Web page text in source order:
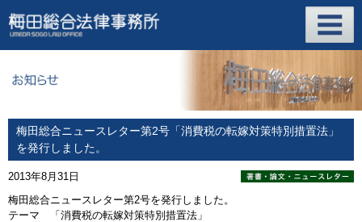
梅田総合ニュースレター第2号「消費税の転嫁対策特別措置法」
を発行しました。
2013年8月31日
梅田総合ニュースレター第2号を発行しました。
テーマ 「消費税の転嫁対策特別措置法」